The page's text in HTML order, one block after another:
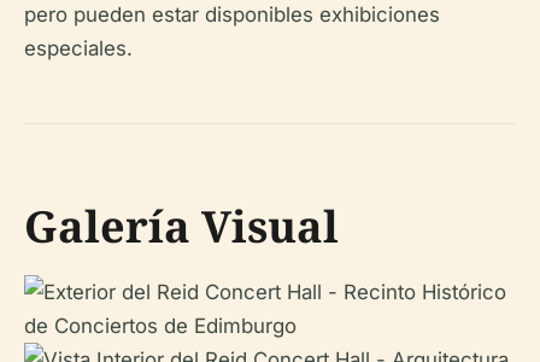
pero pueden estar disponibles exhibiciones
especiales.
Galería Visual